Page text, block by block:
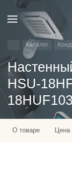
Каталог
HSU-
О товаре Цена